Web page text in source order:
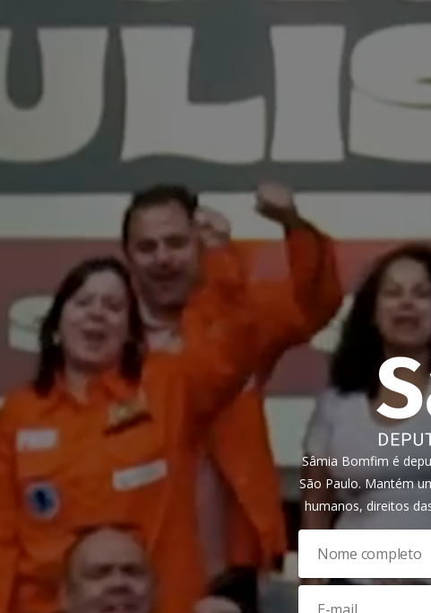
Sâmia Bomfim é
São Paulo. Mantém
humanos, direitos